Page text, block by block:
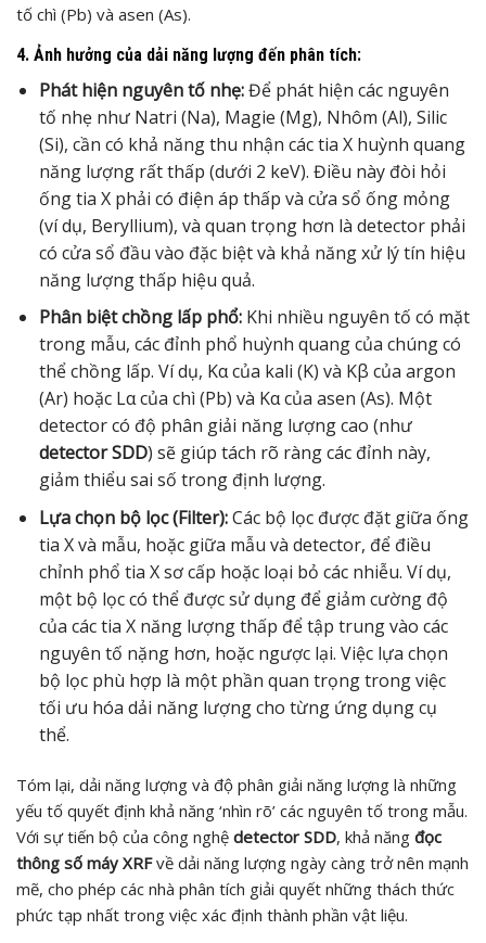
tố chì (Pb) và asen (As).
4. Ảnh hưởng của dải năng lượng đến phân tích:
Phát hiện nguyên tố nhẹ:Để phát hiện các nguyên
tố nhẹ như Natri (Na), Magie (Mg), Nhôm (Al), Silic
(Si), cần có khả năng thu nhận các tia X huỳnh quang
năng lượng rất thấp (dưới 2 keV). Điều này đòi hỏi
ống tia X phải có điện áp thấp và cửa sổ ống mỏng
(ví dụ, Beryllium), và quan trọng hơn là detector phải
có cửa sổ đầu vào đặc biệt và khả năng xử lý tín hiệu
năng lượng thấp hiệu quả.
Phân biệt chồng lấp phổ:Khi nhiều nguyên tố có mặt
trong mẫu, các đỉnh phổ huỳnh quang của chúng có
thể chồng lấp. Ví dụ, Kα của kali (K) và Kβ của argon
(Ar) hoặc Lα của chì (Pb) và Kα của asen (As). Một
detector có độ phân giải năng lượng cao (như
detector SDD) sẽ giúp tách rõ ràng các đỉnh này,
giảm thiểu sai số trong định lượng.
Lựa chọn bộ lọc (Filter):Các bộ lọc được đặt giữa ống
tia X và mẫu, hoặc giữa mẫu và detector, để điều
chỉnh phổ tia X sơ cấp hoặc loại bỏ các nhiễu. Ví dụ,
một bộ lọc có thể được sử dụng để giảm cường độ
của các tia X năng lượng thấp để tập trung vào các
nguyên tố nặng hơn, hoặc ngược lại. Việc lựa chọn
bộ lọc phù hợp là một phần quan trọng trong việc
tối ưu hóa dải năng lượng cho từng ứng dụng cụ
thể.
Tóm lại, dải năng lượng và độ phân giải năng lượng là những
yếu tố quyết định khả năng ‘nhìn rõ’ các nguyên tố trong mẫu.
Với sự tiến bộ của công nghệ detector SDD, khả năng đọc
thông số máy XRFvề dải năng lượng ngày càng trở nên mạnh
mẽ, cho phép các nhà phân tích giải quyết những thách thức
phức tạp nhất trong việc xác định thành phần vật liệu.